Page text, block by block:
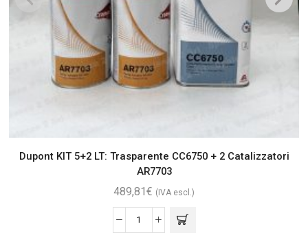
Dupont KIT 5+2 LT: Trasparente CC6750 + 2 Catalizzatori
AR7703
489,81€ (IVA escl.)